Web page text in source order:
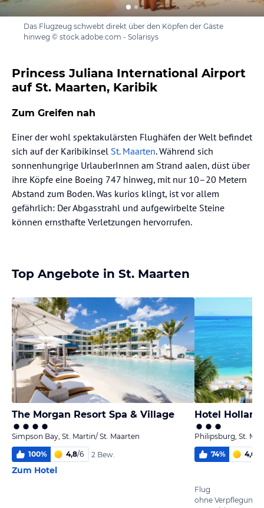
Das Flugzeug schwebt direkt über den Köpfen der Gäste
hinweg © stock.adobe.com - Solarisys
Princess Juliana International Airport
auf St. Maarten, Karibik
Zum Greifen nah
Einer der wohl spektakulärsten Flughäfen der Welt befindet
sich auf der Karibikinsel St. Maarten. Während sich
sonnenhungrige UrlauberInnen am Strand aalen, düst über
ihre Köpfe eine Boeing 747 hinweg, mit nur 10–20 Metern
Abstand zum Boden. Was kurios klingt, ist vor allem
gefährlich: Der Abgasstrahl und aufgewirbelte Steine
können ernsthafte Verletzungen hervorrufen.
Top Angebote in St. Maarten
The Morgan Resort Spa & Village
Simpson Bay, St. Martin/ St. Maarten
100% 4,8/6 2 Bew.
Zum Hotel
Hotel
Philipsburg, St.
74% 4,6
Flug
ohne Verpflegung